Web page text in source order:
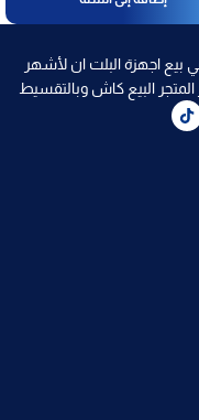
بيع اجهزة البلت ان لأشهر
البيع كاش وبالتقسيط